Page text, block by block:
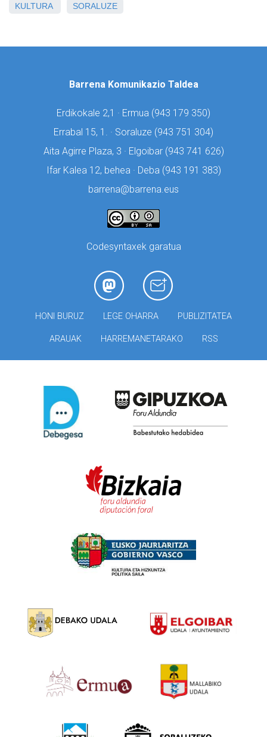
KULTURA SORALUZE
Barrena Komunikazio Taldea
Erdikokale 2,1 · Ermua (943 179 350)
Errabal 15, 1. · Soraluze (943 751 304)
Aita Agirre Plaza, 3 · Elgoibar (943 741 626)
Ifar Kalea 12, behea · Deba (943 191 383)
barrena@barrena.eus
Codesyntaxek garatua
HONI BURUZ LEGE OHARRA PUBLIZITATEA
ARAUAK HARREMANETARAKO RSS